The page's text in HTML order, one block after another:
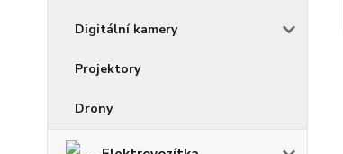
Digitální kamery
Projektory
Drony